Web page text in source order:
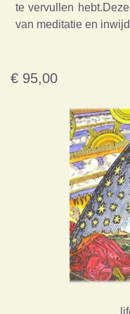
te vervullen
van meditatie en
€ 95,00